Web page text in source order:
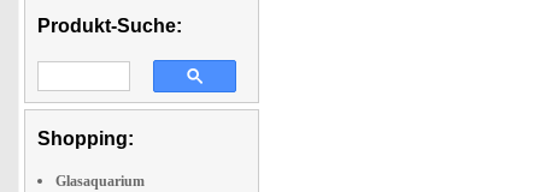
Produkt-Suche:
Shopping:
Glasaquarium